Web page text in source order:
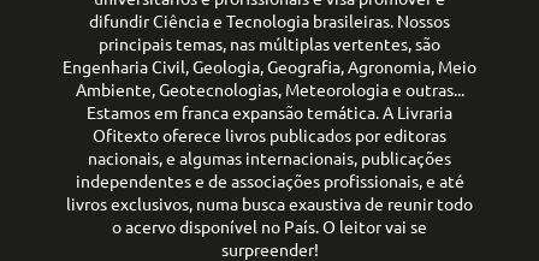
difundir Ciência e Tecnologia brasileiras. Nossos
principais temas, nas múltiplas vertentes, são
Engenharia Civil, Geologia, Geografia, Agronomia, Meio
Ambiente, Geotecnologias, Meteorologia e outras...
Estamos em franca expansão temática. A Livraria
Ofitexto oferece livros publicados por editoras
nacionais, e algumas internacionais, publicações
independentes e de associações profissionais, e até
livros exclusivos, numa busca exaustiva de reunir todo
o acervo disponível no País. O leitor vai se
surpreender!